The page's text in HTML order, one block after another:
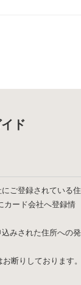
ド
ご登録されている住
カード会社へ登録情
みされた住所への発
断りしております。